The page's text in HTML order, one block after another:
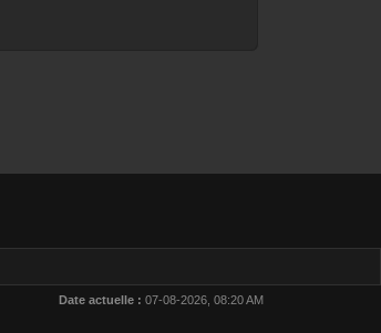
Date actuelle : 07-08-2026, 08:20 AM